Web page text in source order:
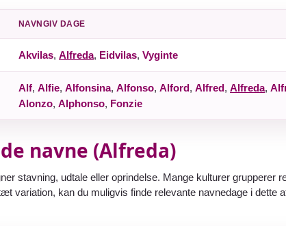
NAVNGIV DAGE
Akvilas, Alfreda, Eidvilas, Vyginte
Alf, Alfie, Alfonsina, Alfonso, Alford, Alfred, Alfreda,
Alonzo, Alphonso, Fonzie
navne (Alfreda)
stavning, udtale eller oprindelse. Mange kulturer grupperer
variation, kan du muligvis finde relevante navnedage i dette